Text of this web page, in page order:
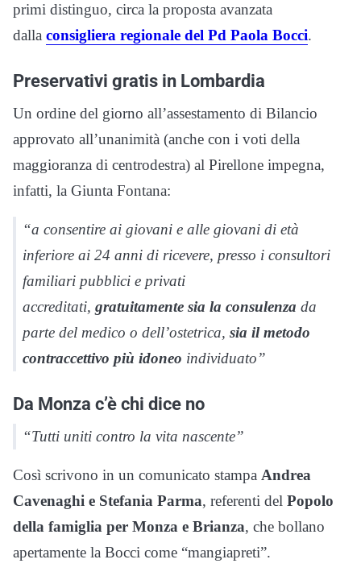
primi distinguo, circa la proposta avanzata
dalla consigliera regionale del Pd Paola Bocci.
Preservativi gratis in Lombardia
Un ordine del giorno all’assestamento di Bilancio
approvato all’unanimità (anche con i voti della
maggioranza di centrodestra) al Pirellone impegna,
infatti, la Giunta Fontana:
“a consentire ai giovani e alle giovani di età
inferiore ai 24 anni di ricevere, presso i consultori
familiari pubblici e privati
accreditati, gratuitamente sia la consulenza da
parte del medico o dell’ostetrica, sia il metodo
contraccettivo più idoneo individuato”
Da Monza c’è chi dice no
“Tutti uniti contro la vita nascente”
Così scrivono in un comunicato stampa Andrea
Cavenaghi e Stefania Parma, referenti del Popolo
della famiglia per Monza e Brianza, che bollano
apertamente la Bocci come “mangiapreti”.